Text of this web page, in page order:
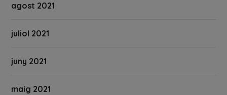
agost 2021
juliol 2021
juny 2021
maig 2021